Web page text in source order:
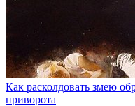
Как расколдовать змею
приворота